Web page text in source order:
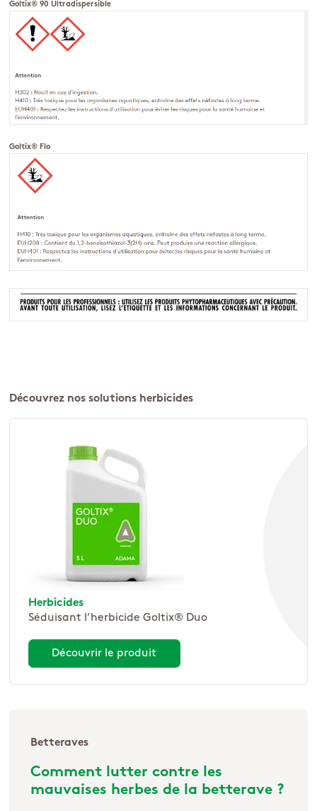
Goltix® 90 Ultradispersible
Goltix® Flo
Découvrez nos solutions herbicides
Herbicides
Séduisant l’herbicide Goltix® Duo
Découvrir le produit
Betteraves
Comment lutter contre les
mauvaises herbes de la betterave ?